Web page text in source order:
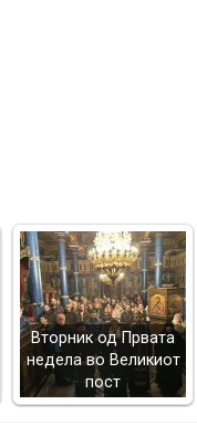
Вторник од Првата
недела во Великиот
пост